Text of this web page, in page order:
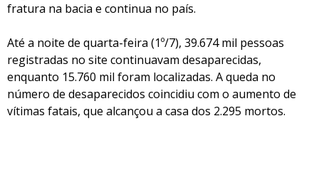
fratura na bacia e continua no país.
Até a noite de quarta-feira (1º/7), 39.674 mil pessoas
registradas no site continuavam desaparecidas,
enquanto 15.760 mil foram localizadas. A queda no
número de desaparecidos coincidiu com o aumento de
vítimas fatais, que alcançou a casa dos 2.295 mortos.